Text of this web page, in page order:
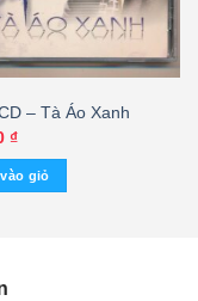
– Tà Áo Xanh
₫
giỏ